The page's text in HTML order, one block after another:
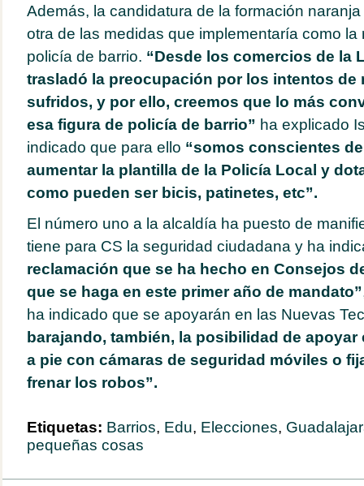
Además, la candidatura de la formación
otra de las medidas que implementaría como la
policía de barrio. “Desde los comercios de la
trasladó la preocupación por los intentos de
sufridos, y por ello, creemos que lo más
esa figura de policía de barrio” ha explicado
indicado que para ello “somos conscientes
aumentar la plantilla de la Policía Local y
como pueden ser bicis, patinetes, etc”.
El número uno a la alcaldía ha puesto de
tiene para CS la seguridad ciudadana y ha
reclamación que se ha hecho en Consejos
que se haga en este primer año de mandato”
ha indicado que se apoyarán en las Nuevas
barajando, también, la posibilidad de apoyar
a pie con cámaras de seguridad móviles o
frenar los robos”.
Etiquetas: Barrios, Edu, Elecciones,
pequeñas cosas